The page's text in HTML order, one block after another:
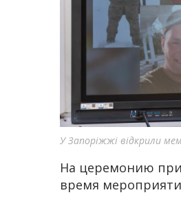
У Запоріжжі відкрили
На церемонию
время